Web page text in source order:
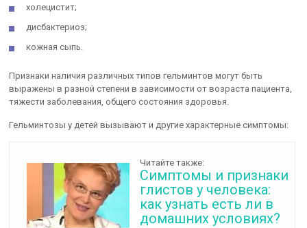
холецистит;
дисбактериоз;
кожная сыпь.
Признаки наличия различных типов гельминтов могут быть
выражены в разной степени в зависимости от возраста пациента,
тяжести заболевания, общего состояния здоровья.
Гельминтозы у детей вызывают и другие характерные симптомы:
Читайте также:
Симптомы и признаки
глистов у человека:
как узнать есть ли в
домашних условиях?